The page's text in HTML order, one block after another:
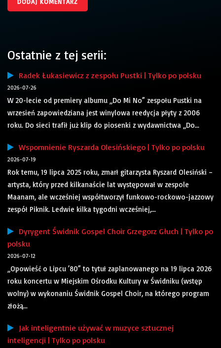
Ostatnie z tej serii:
Radek Łukasiewicz z zespołu Pustki | Tylko po polsku
2026-07-26
W 20-lecie od premiery albumu „Do Mi No” zespołu Pustki na
wrzesień zapowiedziana jest winylowa reedycja płyty z 2006
roku. Do sieci trafił już klip do piosenki z wydawnictwa „Do...
Wspomnienie Ryszarda Olesińskiego | Tylko po polsku
2026-07-19
Rok temu, 19 lipca 2025 roku, zmarł gitarzysta Ryszard Olesiński –
artysta, który przed kilkanaście lat występował w zespole
Maanam, ale wcześniej współtworzył funkowo-rockowo-jazzowy
zespół Piknik. Ledwie kilka tygodni wcześniej,...
Dyrygent Świdnik Gospel Choir Grzegorz Głuch | Tylko po
polsku
2026-07-12
„Opowieść o Lipcu ’80” to tytuł zaplanowanego na 19 lipca 2026
roku koncertu w Miejskim Ośrodku Kultury w Świdniku (wstęp
wolny) w wykonaniu Świdnik Gospel Choir, na którego program
złożą...
Jak inteligentnie używać w muzyce sztucznej
inteligencji | Tylko po polsku